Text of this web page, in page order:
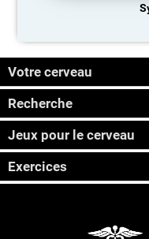
Votre cerveau
Recherche
Jeux pour le cerveau
Exercices